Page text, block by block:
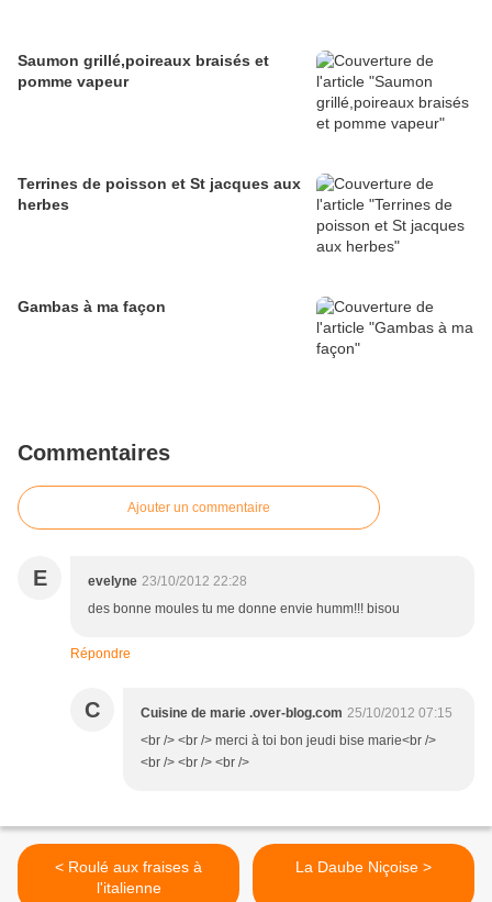
Saumon grillé,poireaux braisés et
pomme vapeur
Terrines de poisson et St jacques aux
herbes
Gambas à ma façon
Commentaires
Ajouter un commentaire
E evelyne 23/10/2012 22:28
des bonne moules tu me donne envie humm!!! bisou
Répondre
C Cuisine de marie .over-blog.com 25/10/2012 07:15
<br /> <br /> merci à toi bon jeudi bise marie<br />
<br /> <br /> <br />
< Roulé aux fraises à
l'italienne
La Daube Niçoise >